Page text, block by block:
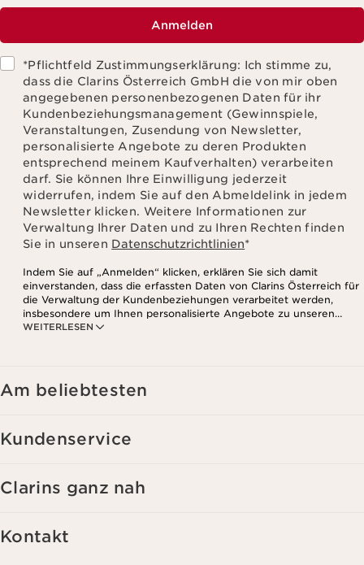
Anmelden
*Pflichtfeld Zustimmungserklärung: Ich stimme zu,
dass die Clarins Österreich GmbH die von mir oben
angegebenen personenbezogenen Daten für ihr
Kundenbeziehungsmanagement (Gewinnspiele,
Veranstaltungen, Zusendung von Newsletter,
personalisierte Angebote zu deren Produkten
entsprechend meinem Kaufverhalten) verarbeiten
darf. Sie können Ihre Einwilligung jederzeit
widerrufen, indem Sie auf den Abmeldelink in jedem
Newsletter klicken. Weitere Informationen zur
Verwaltung Ihrer Daten und zu Ihren Rechten finden
Sie in unseren Datenschutzrichtlinien*
WEITERLESEN
Indem Sie auf „Anmelden“ klicken, erklären Sie sich damit
einverstanden, dass die erfassten Daten von Clarins Österreich für
die Verwaltung der Kundenbeziehungen verarbeitet werden,
insbesondere um Ihnen personalisierte Angebote zu unseren
Produkten und Dienstleistungen entsprechend Ihrem
Am beliebtesten
Kundenservice
Clarins ganz nah
Kontakt